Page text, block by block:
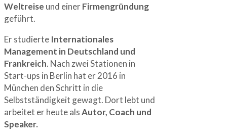
Weltreise und einerFirmengründung
geführt.
Er studierte Internationales
Management in Deutschland und
Frankreich. Nach zwei Stationen in
Start-ups in Berlin hat er 2016 in
München den Schritt in die
Selbstständigkeit gewagt. Dort lebt und
arbeitet er heute alsAutor, Coach und
Speaker.